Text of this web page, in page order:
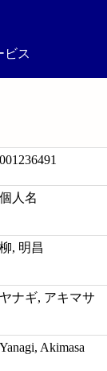
ビス
001236491
個人名
柳, 明昌
ヤナギ, アキマサ
Yanagi, Akimasa